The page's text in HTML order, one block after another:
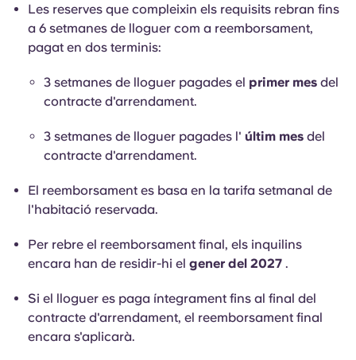
Català
Deutsch
Italian
French
Portuguese
Les reserves que compleixin els requisits rebran fins
a 6 setmanes de lloguer com a reemborsament,
pagat en dos terminis:
3 setmanes de lloguer pagades el primer mes del
contracte d'arrendament.
3 setmanes de lloguer pagades l' últim mes del
contracte d'arrendament.
El reemborsament es basa en la tarifa setmanal de
l'habitació reservada.
Per rebre el reemborsament final, els inquilins
encara han de residir-hi el gener del 2027 .
Si el lloguer es paga íntegrament fins al final del
contracte d'arrendament, el reemborsament final
encara s'aplicarà.